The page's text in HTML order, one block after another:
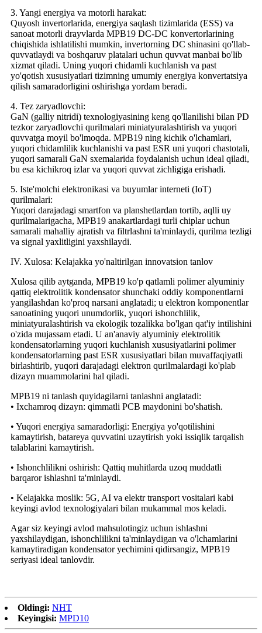
3. Yangi energiya va motorli harakat:
Quyosh invertorlarida, energiya saqlash tizimlarida (ESS) va
sanoat motorli drayvlarda MPB19 DC-DC konvertorlarining
chiqishida ishlatilishi mumkin, invertorning DC shinasini qo'llab-
quvvatlaydi va boshqaruv platalari uchun quvvat manbai bo'lib
xizmat qiladi. Uning yuqori chidamli kuchlanish va past
yo'qotish xususiyatlari tizimning umumiy energiya konvertatsiya
qilish samaradorligini oshirishga yordam beradi.
4. Tez zaryadlovchi:
GaN (galliy nitridi) texnologiyasining keng qo'llanilishi bilan PD
tezkor zaryadlovchi qurilmalari miniatyuralashtirish va yuqori
quvvatga moyil bo'lmoqda. MPB19 ning kichik o'lchamlari,
yuqori chidamlilik kuchlanishi va past ESR uni yuqori chastotali,
yuqori samarali GaN sxemalarida foydalanish uchun ideal qiladi,
bu esa kichikroq izlar va yuqori quvvat zichligiga erishadi.
5. Iste'molchi elektronikasi va buyumlar interneti (IoT)
qurilmalari:
Yuqori darajadagi smartfon va planshetlardan tortib, aqlli uy
qurilmalarigacha, MPB19 anakartlardagi turli chiplar uchun
samarali mahalliy ajratish va filtrlashni ta'minlaydi, qurilma tezligi
va signal yaxlitligini yaxshilaydi.
IV. Xulosa: Kelajakka yo'naltirilgan innovatsion tanlov
Xulosa qilib aytganda, MPB19 ko'p qatlamli polimer alyuminiy
qattiq elektrolitik kondensator shunchaki oddiy komponentlarni
yangilashdan ko'proq narsani anglatadi; u elektron komponentlar
sanoatining yuqori unumdorlik, yuqori ishonchlilik,
miniatyuralashtirish va ekologik tozalikka bo'lgan qat'iy intilishini
o'zida mujassam etadi. U an'anaviy alyuminiy elektrolitik
kondensatorlarning yuqori kuchlanish xususiyatlarini polimer
kondensatorlarning past ESR xususiyatlari bilan muvaffaqiyatli
birlashtirib, yuqori darajadagi elektron qurilmalardagi ko'plab
dizayn muammolarini hal qiladi.
MPB19 ni tanlash quyidagilarni tanlashni anglatadi:
• Ixchamroq dizayn: qimmatli PCB maydonini bo'shatish.
• Yuqori energiya samaradorligi: Energiya yo'qotilishini
kamaytirish, batareya quvvatini uzaytirish yoki issiqlik tarqalish
talablarini kamaytirish.
• Ishonchlilikni oshirish: Qattiq muhitlarda uzoq muddatli
barqaror ishlashni ta'minlaydi.
• Kelajakka moslik: 5G, AI va elektr transport vositalari kabi
keyingi avlod texnologiyalari bilan mukammal mos keladi.
Agar siz keyingi avlod mahsulotingiz uchun ishlashni
yaxshilaydigan, ishonchlilikni ta'minlaydigan va o'lchamlarini
kamaytiradigan kondensator yechimini qidirsangiz, MPB19
seriyasi ideal tanlovdir.
Oldingi: NHT
Keyingisi: MPD10